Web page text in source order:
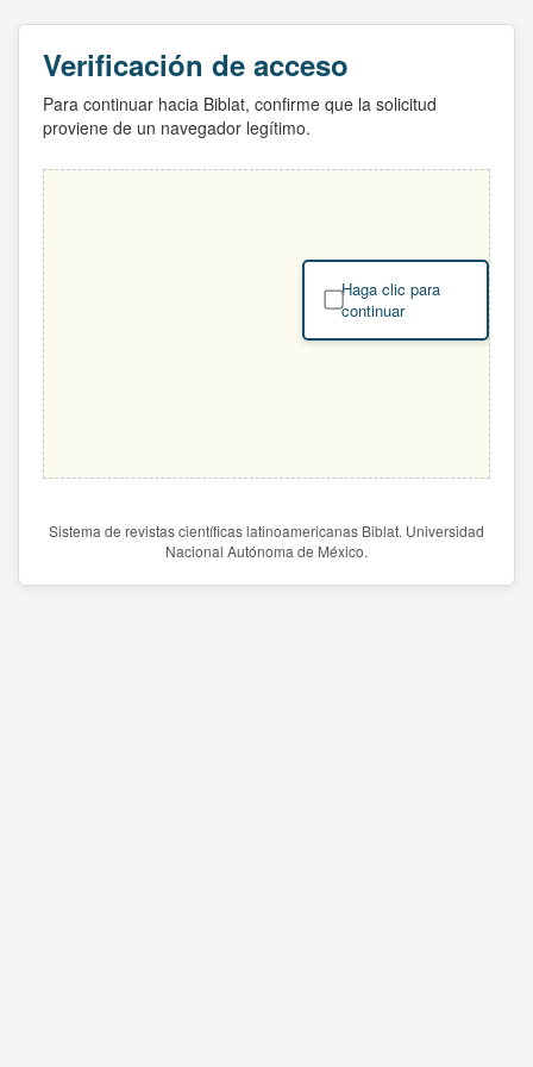
Verificación de acceso
Para continuar hacia Biblat, confirme que la solicitud
proviene de un navegador legítimo.
Haga clic para
continuar
Sistema de revistas científicas latinoamericanas Biblat. Universidad
Nacional Autónoma de México.